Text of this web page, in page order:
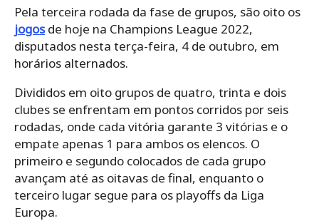
Pela terceira rodada da fase de grupos, são oito os
jogosde hoje na Champions League 2022,
disputados nesta terça-feira, 4 de outubro, em
horários alternados.
Divididos em oito grupos de quatro, trinta e dois
clubes se enfrentam em pontos corridos por seis
rodadas, onde cada vitória garante 3 vitórias e o
empate apenas 1 para ambos os elencos. O
primeiro e segundo colocados de cada grupo
avançam até as oitavas de final, enquanto o
terceiro lugar segue para os playoffs da Liga
Europa.